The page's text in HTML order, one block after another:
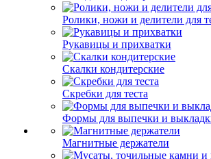
Ролики, ножи и делители для
Рукавицы и прихватки
Скалки кондитерские
Скребки для теста
Формы для выпечки и
Магнитные держатели